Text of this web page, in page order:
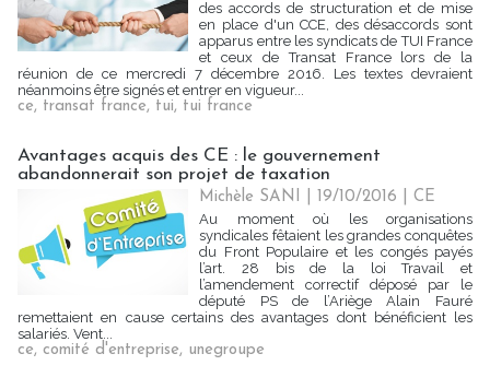
des accords de structuration et de mise
en place d'un CCE, des désaccords sont
apparus entre les syndicats de TUI France
et ceux de Transat France lors de la
réunion de ce mercredi 7 décembre 2016. Les textes devraient
néanmoins être signés et entrer en vigueur...
ce, transat france, tui, tui france
Avantages acquis des CE : le gouvernement
abandonnerait son projet de taxation
Michèle SANI | 19/10/2016 |CE
Au moment où les organisations
syndicales fêtaient les grandes conquêtes
du Front Populaire et les congés payés
l’art. 28 bis de la loi Travail et
l’amendement correctif déposé par le
député PS de l’Ariège Alain Fauré
remettaient en cause certains des avantages dont bénéficient les
salariés. Vent...
ce, comité d'entreprise, unegroupe